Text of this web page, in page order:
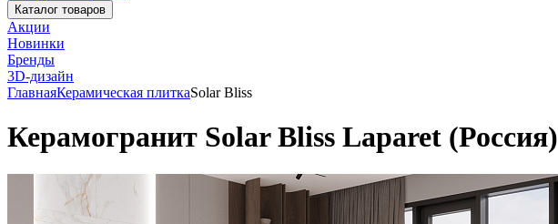
Каталог товаров
Акции
Новинки
Бренды
3D-дизайн
ГлавнаяКерамическая плиткаSolar Bliss
Керамогранит Solar Bliss Laparet (Россия)